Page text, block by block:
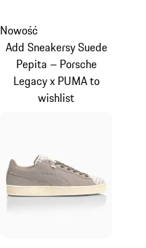
Nowość
Add Sneakersy Suede
Pepita – Porsche
Legacy x PUMA to
wishlist